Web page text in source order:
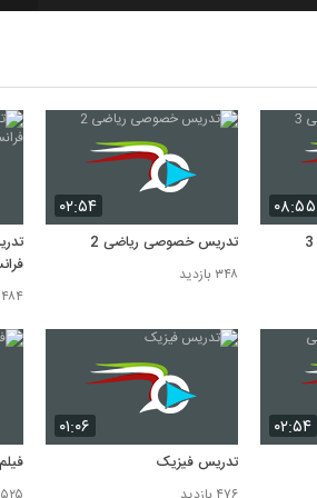
7
8
10 ۰۸:۵۵ ۰۲:۵۴
تدریس خصوصی ریاضی 2
۳۴۸ بازدید
۴۸۴ بازدید
۰۲:۵۴ ۰۱:۰۶
تدریس فیزیک